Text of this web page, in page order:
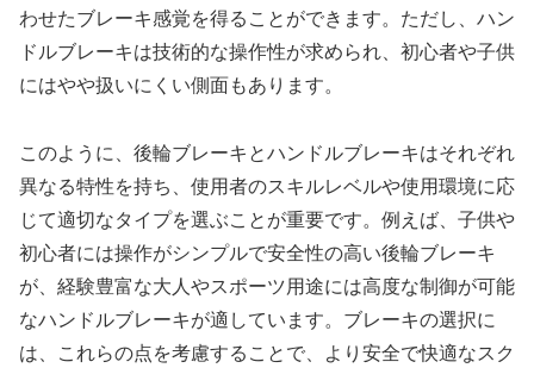
わせたブレーキ感覚を得ることができます。ただし、ハン
ドルブレーキは技術的な操作性が求められ、初心者や子供
にはやや扱いにくい側面もあります。
このように、後輪ブレーキとハンドルブレーキはそれぞれ
異なる特性を持ち、使用者のスキルレベルや使用環境に応
じて適切なタイプを選ぶことが重要です。例えば、子供や
初心者には操作がシンプルで安全性の高い後輪ブレーキ
が、経験豊富な大人やスポーツ用途には高度な制御が可能
なハンドルブレーキが適しています。ブレーキの選択に
は、これらの点を考慮することで、より安全で快適なスク